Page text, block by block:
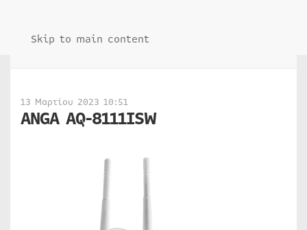
Skip to main content
13 Μαρτίου 2023 10:51
ANGA AQ-8111ISW